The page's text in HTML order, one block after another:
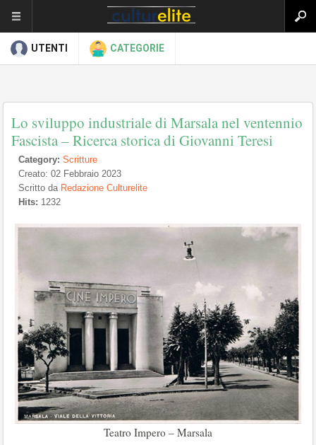
UTENTI CATEGORIE
Lo sviluppo industriale di Marsala nel ventennio
Fascista – Ricerca storica di Giovanni Teresi
Category: Scritture
Creato: 02 Febbraio 2023
Scritto da Redazione Culturelite
Hits: 1232
Teatro Impero – Marsala